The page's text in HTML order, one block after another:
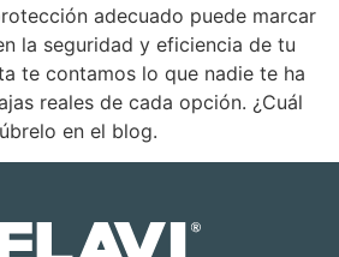
adecuado puede marcar
la seguridad y eficiencia de tu
te contamos lo que nadie te ha
reales de cada opción. ¿Cuál
en el blog.